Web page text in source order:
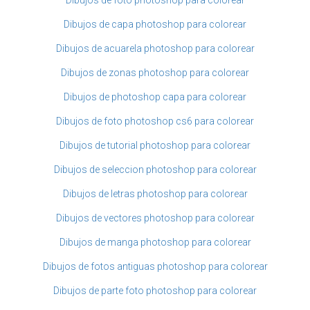
Dibujos de capa photoshop para colorear
Dibujos de acuarela photoshop para colorear
Dibujos de zonas photoshop para colorear
Dibujos de photoshop capa para colorear
Dibujos de foto photoshop cs6 para colorear
Dibujos de tutorial photoshop para colorear
Dibujos de seleccion photoshop para colorear
Dibujos de letras photoshop para colorear
Dibujos de vectores photoshop para colorear
Dibujos de manga photoshop para colorear
Dibujos de fotos antiguas photoshop para colorear
Dibujos de parte foto photoshop para colorear